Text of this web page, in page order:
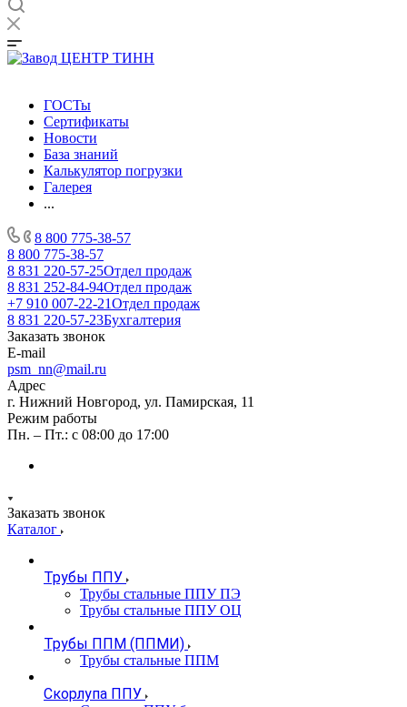
ГОСТы
Сертификаты
Новости
База знаний
Калькулятор погрузки
Галерея
...
8 800 775-38-57
8 800 775-38-57
8 831 220-57-25Отдел продаж
8 831 252-84-94Отдел продаж
+7 910 007-22-21Отдел продаж
8 831 220-57-23Бухгалтерия
Заказать звонок
E-mail
psm_nn@mail.ru
Адрес
г. Нижний Новгород, ул. Памирская, 11
Режим работы
Пн. – Пт.: с 08:00 до 17:00
Заказать звонок
Каталог
Трубы ППУ
Трубы стальные ППУ ПЭ
Трубы стальные ППУ ОЦ
Трубы ППМ (ППМИ)
Трубы стальные ППМ
Скорлупа ППУ